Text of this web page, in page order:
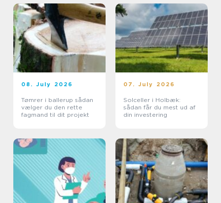
08. July 2026
Tømrer i ballerup sådan
vælger du den rette
fagmand til dit projekt
07. July 2026
Solceller i Holbæk:
sådan får du mest ud af
din investering